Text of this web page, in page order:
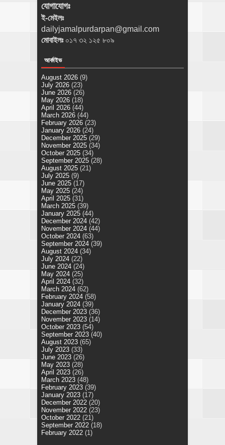
যোগাযোগঃ
ই-মেইলঃ
dailyjamalpurdarpan@gmail.com
মোবাইলঃ ০১৭ ৩২ ১২৫ ৮০৯
আর্কাইভ
August 2026 (9)
July 2026 (23)
June 2026 (26)
May 2026 (18)
April 2026 (44)
March 2026 (44)
February 2026 (23)
January 2026 (24)
December 2025 (29)
November 2025 (34)
October 2025 (34)
September 2025 (28)
August 2025 (21)
July 2025 (9)
June 2025 (17)
May 2025 (24)
April 2025 (31)
March 2025 (39)
January 2025 (44)
December 2024 (42)
November 2024 (44)
October 2024 (63)
September 2024 (39)
August 2024 (34)
July 2024 (22)
June 2024 (24)
May 2024 (25)
April 2024 (32)
March 2024 (62)
February 2024 (58)
January 2024 (39)
December 2023 (36)
November 2023 (14)
October 2023 (54)
September 2023 (40)
August 2023 (65)
July 2023 (33)
June 2023 (26)
May 2023 (28)
April 2023 (26)
March 2023 (48)
February 2023 (39)
January 2023 (17)
December 2022 (20)
November 2022 (23)
October 2022 (21)
September 2022 (18)
February 2022 (1)